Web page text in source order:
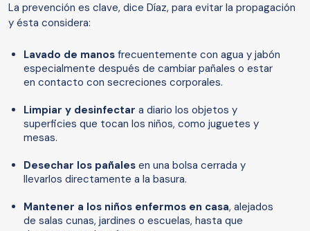
La prevención es clave, dice Díaz, para evitar la propagación
y ésta considera:
Lavado de manos frecuentemente con agua y jabón
especialmente después de cambiar pañales o estar
en contacto con secreciones corporales.
Limpiar y desinfectar a diario los objetos y
superficies que tocan los niños, como juguetes y
mesas.
Desechar los pañales en una bolsa cerrada y
llevarlos directamente a la basura.
Mantener a los niños enfermos en casa, alejados
de salas cunas, jardines o escuelas, hasta que